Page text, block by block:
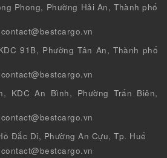
Phong, Phường Hải An, Thành phố
contact@bestcargo.vn
91B, Phường Tân An, Thành phố
contact@bestcargo.vn
KDC An Bình, Phường Trấn Biên,
contact@bestcargo.vn
Đắc Di, Phường An Cựu, Tp. Huế
contact@bestcargo.vn